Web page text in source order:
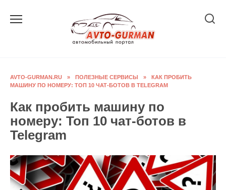
AVTO-GURMAN.RU » ПОЛЕЗНЫЕ СЕРВИСЫ »
КАК ПРОБИТЬ
МАШИНУ ПО НОМЕРУ: ТОП 10 ЧАТ-БОТОВ В TELEGRAM
Как пробить машину по
номеру: Топ 10 чат-ботов в
Telegram